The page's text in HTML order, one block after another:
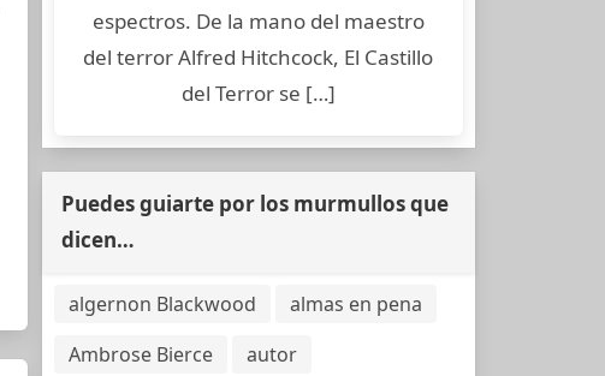
espectros. De la mano del maestro
del terror Alfred Hitchcock, El Castillo
del Terror se […]
Puedes guiarte por los murmullos que
dicen…
algernon Blackwood
almas en pena
Ambrose Bierce
autor